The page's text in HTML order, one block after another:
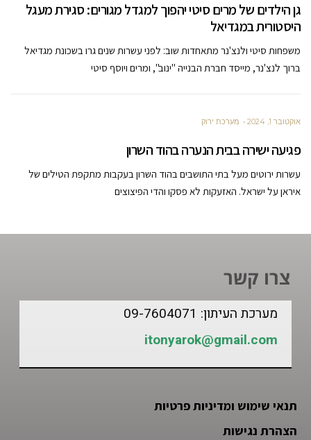
גן הילדים של מרים סיטי יהפוך למגדל מגורים: סגירת מעגל
היסטורית במגדיאל
משפחות סיטי ולנצ'נר מתאחדות שוב: לפני עשרות שנים גרו בשכונת מגדיאל
ברוך לנצ'נר, מייסד חברת הבנייה "ינוב", ומרים ויוסף סיטי
אוקטובר 1, 2024 מערכת ירוק
פגיעה ישירה בבית הנערה בהוד השרון
עשרות ירוטים מעל בתי התושבים בהוד השרון בעקבות מתקפת הטילים של
איראן על ישראל. האזעקות לא פסקו והדי הפיצוצים
צרו קשר
מערכת העיתון: 09-7604071
itonyarok@gmail.com
תנאי שימוש ומדיניות פרטיות
הצהרת נגישות